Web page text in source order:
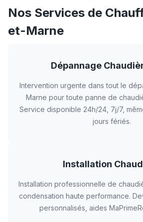
Nos Services de
et-Marne
Dépannage
Intervention urgente dans tout le
Marne pour toute panne de
Service disponible 24h/24, 7j/7,
jours fériés.
Installation
Installation professionnelle de
condensation haute performance.
personnalisés, aides